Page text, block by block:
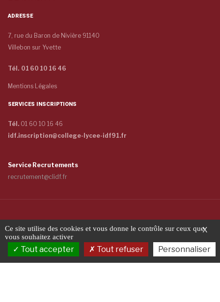
ADRESSE
7, rue du Baron de Nivière 91140
Villebon sur Yvette
Tél. 01 60 10 16 46
Mentions Légales
SERVICES INSCRIPTIONS
Tél. 01 60 10 16 46
idf.inscription@college-lycee-idf91.fr
Service Recrutements
recrutement@clidf.fr
Copyright © 2026 COLLÈGE ET LYCÉE - INTERNAT DE L'ILE-DE-FRANCE -
Tous droits réservés
X
Ce site utilise des cookies et vous donne le contrôle sur ceux que
vous souhaitez activer
Tout accepter Tout refuser Personnaliser